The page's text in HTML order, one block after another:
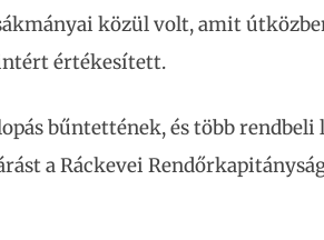
közül volt, amit
értékesített.
bűntettének, és több rendbeli
a Ráckevei